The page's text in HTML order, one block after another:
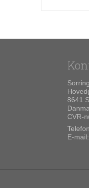
8641
CVR-
E-mail: